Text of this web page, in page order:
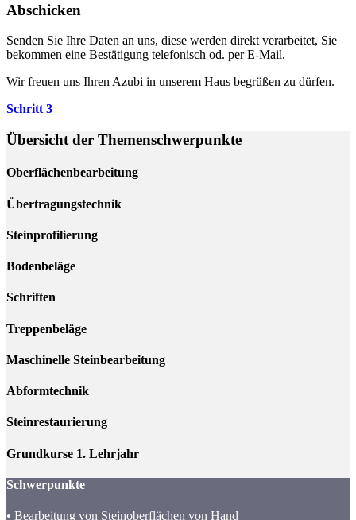
Abschicken
Senden Sie Ihre Daten an uns, diese werden direkt verarbeitet, Sie
bekommen eine Bestätigung telefonisch od. per E-Mail.
Wir freuen uns Ihren Azubi in unserem Haus begrüßen zu dürfen.
Schritt 3
Übersicht der Themenschwerpunkte
Oberflächenbearbeitung
Übertragungstechnik
Steinprofilierung
Bodenbeläge
Schriften
Treppenbeläge
Maschinelle Steinbearbeitung
Abformtechnik
Steinrestaurierung
Grundkurse 1. Lehrjahr
Schwerpunkte
• Bearbeitung von Steinoberflächen von Hand